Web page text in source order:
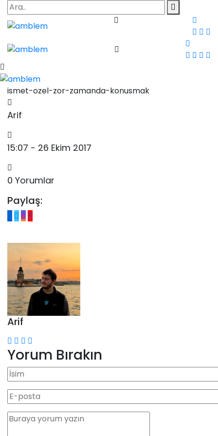
ismet-ozel-zor-zamanda-konusmak
Arif
15:07 - 26 Ekim 2017
0 Yorumlar
Paylaş:
Arif
Yorum Bırakın